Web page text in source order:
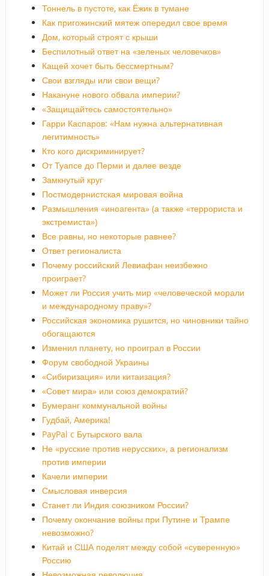
Тоннель в пустоте, как Ёжик в тумане
Как пригожинский мятеж опередил свое время
Дом, который строят с крыши
Беспилотный ответ на «зеленых человечков»
Кащей хочет быть бессмертным?
Свои взгляды или свои вещи?
Накануне нового обвала империи?
«Защищайтесь самостоятельно»
Гарри Каспаров: «Нам нужна альтернативная
легитимность»
Кто кого дискриминирует?
От Туапсе до Перми и далее везде
Замкнутый круг
Постмодернистская мировая война
Размышления «иноагента» (а также «террориста и
экстремиста»)
Все равны, но некоторые равнее?
Ответ регионалиста
Почему российский Левиафан неизбежно
проиграет?
Может ли Россия учить мир «человеческой морали
и международному праву»?
Российская экономика рушится, но чиновники тайно
обогащаются
Изменил планету, но проиграл в России
Форум свободной Украины
«Сибиризация» или китаизация?
«Совет мира» или союз демократий?
Бумеранг коммунальной войны
Гудбай, Америка!
PayPal c Бутырского вала
Не «русские против нерусских», а регионализм
против империи
Качели империи
Смысловая инверсия
Станет ли Индия союзником России?
Почему окончание войны при Путине и Трампе
невозможно?
Китай и США поделят между собой «суверенную»
Россию